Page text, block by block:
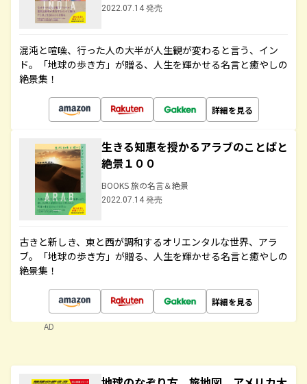
2022.07.14 発売
混沌と喧噪、行った人の大半が人生観が変わると言う、イン
ド。「地球の歩き方」が贈る、人生を輝かせる名言と癒やしの
絶景集！
詳細を見る
生きる知恵を授かるアラブのことばと
絶景１００
BOOKS 旅の名言＆絶景
2022.07.14 発売
古きと新しき、東と西が調和するオリエンタルな世界、アラ
ブ。「地球の歩き方」が贈る、人生を輝かせる名言と癒やしの
絶景集！
詳細を見る
AD